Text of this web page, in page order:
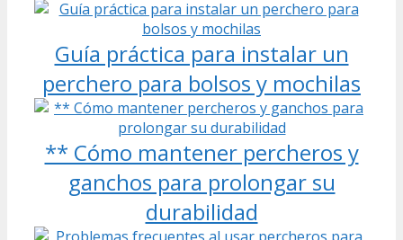
Guía práctica para instalar un
perchero para bolsos y mochilas
** Cómo mantener percheros y
ganchos para prolongar su
durabilidad